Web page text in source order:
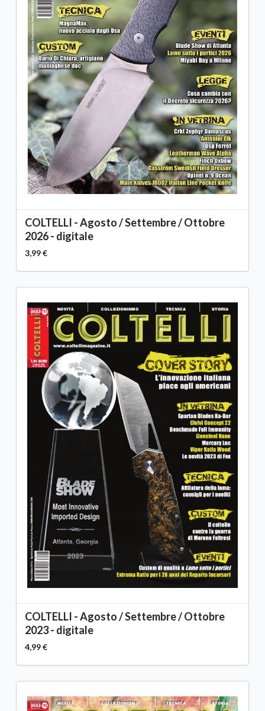
COLTELLI - Agosto / Settembre / Ottobre
2026 - digitale
3,99 €
COLTELLI - Agosto / Settembre / Ottobre
2023 - digitale
4,99 €